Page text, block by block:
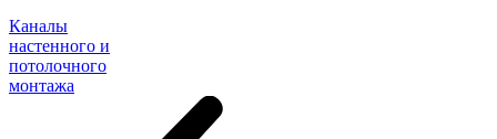
Каналы
настенного и
потолочного
монтажа